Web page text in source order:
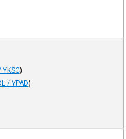
YKSC)
/ YPAD)